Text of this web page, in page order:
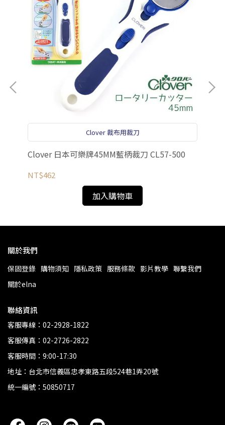
Clover 裁布用裁刀
Clover 日本可樂牌45MM藍柄裁刀 CL57-500
NT$462
加入購物車
關於我們
保固登錄 購物須知 隱私政策 服務條款 影片教學 聯繫我們
關於elna
聯絡資訊
客服專線：02-2928-1822
客服傳真：02-2726-2822
客服時間：9:00-17:30
地址：台北市信義區忠孝東路五段524巷1弄20號
統一編號：50850717